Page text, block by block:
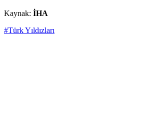
Kaynak: İHA
#Türk Yıldızları